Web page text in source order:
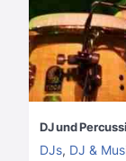
DJ und
DJs, DJ &